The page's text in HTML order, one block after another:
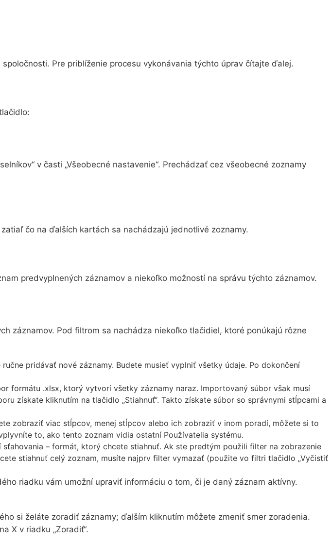
Pre priblíženie procesu vykonávania týchto úprav čítajte ďalej.
v časti „Všeobecné nastavenie“. Prechádzať cez všeobecné zoznamy
čo na ďalších kartách sa nachádzajú jednotlivé zoznamy.
predvyplnených záznamov a niekoľko možností na správu týchto záznamov.
záznamov. Pod filtrom sa nachádza niekoľko tlačidiel, ktoré ponúkajú rôzne
pridávať nové záznamy. Budete musieť vyplniť všetky údaje. Po dokončení
formátu .xlsx, ktorý vytvorí všetky záznamy naraz. Importovaný súbor však musí
získate kliknutím na tlačidlo „Stiahnuť“. Takto získate súbor so správnymi stĺpcami a
zobraziť viac stĺpcov, menej stĺpcov alebo ich zobraziť v inom poradí, môžete si to
to, ako tento zoznam vidia ostatní Používatelia systému.
– formát, ktorý chcete stiahnuť. Ak ste predtým použili filter na zobrazenie
stiahnuť celý zoznam, musíte najprv filter vymazať (použite vo filtri tlačidlo „Vyčistiť
riadku vám umožní upraviť informáciu o tom, či je daný záznam aktívny.
si želáte zoradiť záznamy; ďalším kliknutím môžete zmeniť smer zoradenia.
X v riadku „Zoradiť“.